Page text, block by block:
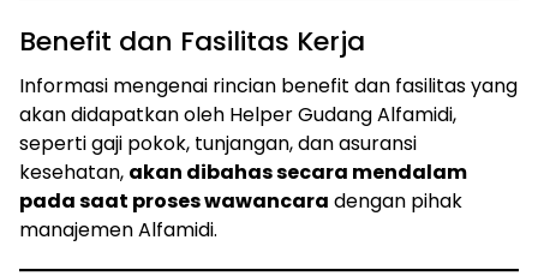
Benefit dan Fasilitas Kerja
Informasi mengenai rincian benefit dan fasilitas yang
akan didapatkan oleh Helper Gudang Alfamidi,
seperti gaji pokok, tunjangan, dan asuransi
kesehatan, akan dibahas secara mendalam
pada saat proses wawancara dengan pihak
manajemen Alfamidi.